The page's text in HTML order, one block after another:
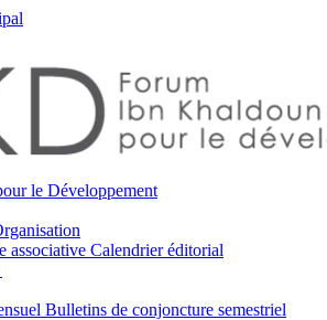
le Développement
associative Calendrier éditorial
Bulletins de conjoncture semestriel